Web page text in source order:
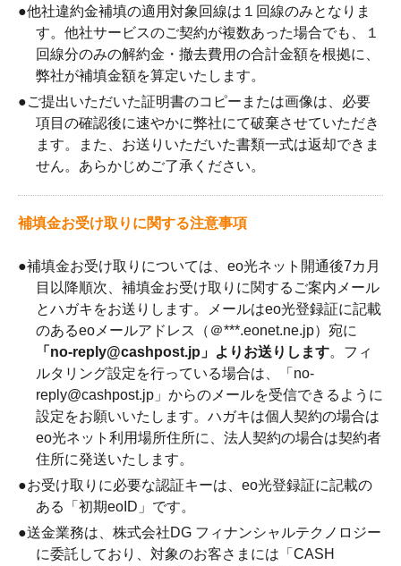
●他社違約金補填の適用対象回線は１回線のみとなりま
す。他社サービスのご契約が複数あった場合でも、１
回線分のみの解約金・撤去費用の合計金額を根拠に、
弊社が補填金額を算定いたします。
●ご提出いただいた証明書のコピーまたは画像は、必要
項目の確認後に速やかに弊社にて破棄させていただき
ます。また、お送りいただいた書類一式は返却できま
せん。あらかじめご了承ください。
補填金お受け取りに関する注意事項
●補填金お受け取りについては、eo光ネット開通後7カ月
目以降順次、補填金お受け取りに関するご案内メール
とハガキをお送りします。メールはeo光登録証に記載
のあるeoメールアドレス（＠***.eonet.ne.jp）宛に
「no-reply@cashpost.jp」よりお送りします。フィ
ルタリング設定を行っている場合は、「no-
reply@cashpost.jp」からのメールを受信できるように
設定をお願いいたします。ハガキは個人契約の場合は
eo光ネット利用場所住所に、法人契約の場合は契約者
住所に発送いたします。
●お受け取りに必要な認証キーは、eo光登録証に記載の
ある「初期eoID」です。
●送金業務は、株式会社DG フィナンシャルテクノロジー
に委託しており、対象のお客さまには「CASH